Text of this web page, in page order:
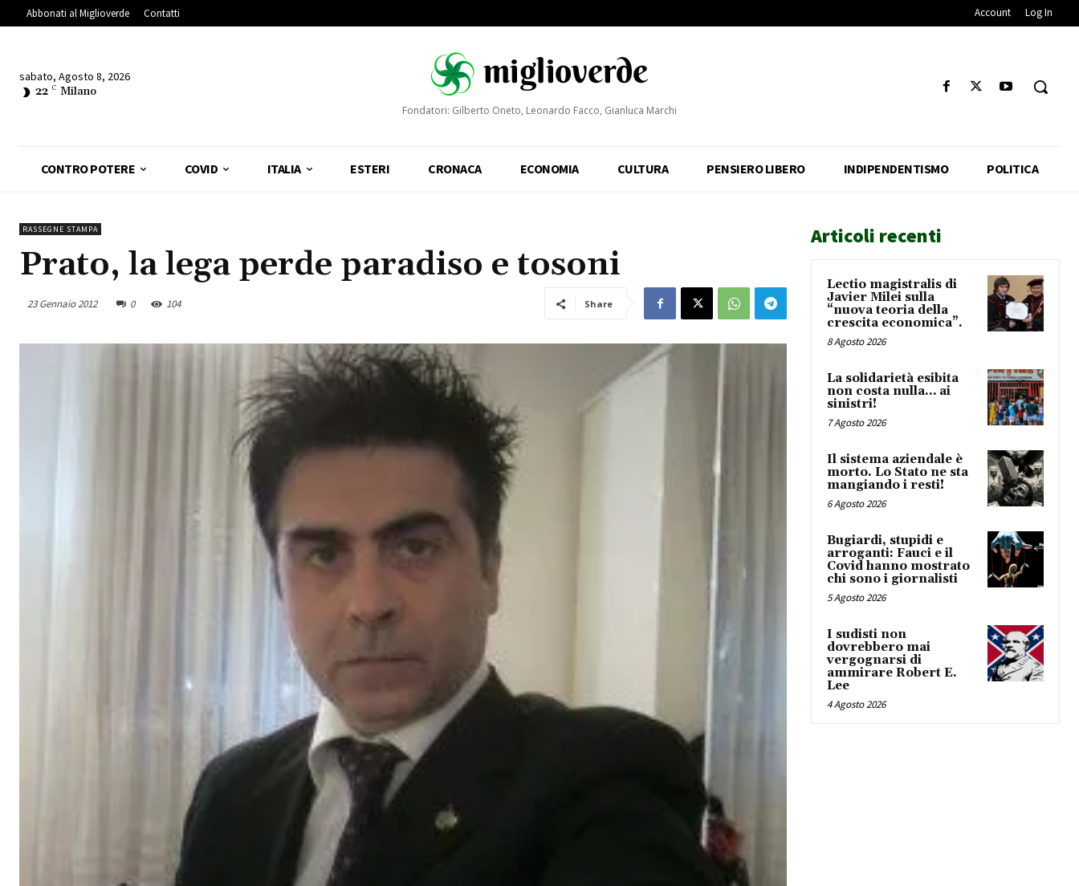
Abbonati al Miglioverde Contatti Account Log In
sabato, Agosto 8, 2026
22 C Milano
Fondatori: Gilberto Oneto, Leonardo Facco, Gianluca Marchi
CONTRO POTERE COVID ITALIA ESTERI CRONACA ECONOMIA CULTURA PENSIERO LIBERO INDIPENDENTISMO POLITICA
RASSEGNE STAMPA
Prato, la lega perde paradiso e tosoni
23 Gennaio 2012 0 104 Share
Articoli recenti
Lectio magistralis di
Javier Milei sulla
“nuova teoria della
crescita economica”.
8 Agosto 2026
La solidarietà esibita
non costa nulla… ai
sinistri!
7 Agosto 2026
Il sistema aziendale è
morto. Lo Stato ne sta
mangiando i resti!
6 Agosto 2026
Bugiardi, stupidi e
arroganti: Fauci e il
Covid hanno mostrato
chi sono i giornalisti
5 Agosto 2026
I sudisti non
dovrebbero mai
vergognarsi di
ammirare Robert E.
Lee
4 Agosto 2026